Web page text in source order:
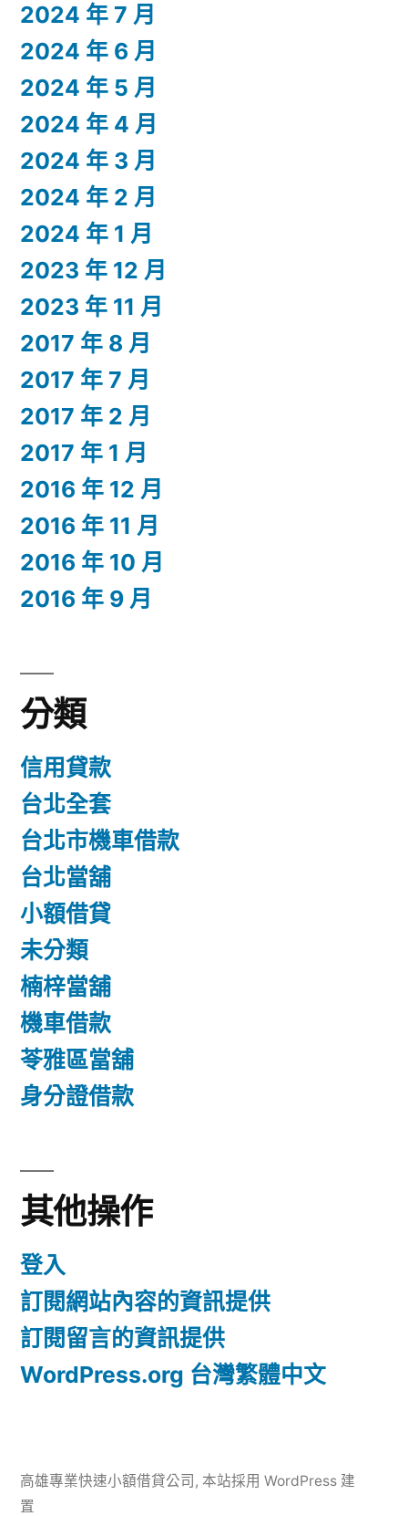
2024 年 7 月
2024 年 6 月
2024 年 5 月
2024 年 4 月
2024 年 3 月
2024 年 2 月
2024 年 1 月
2023 年 12 月
2023 年 11 月
2017 年 8 月
2017 年 7 月
2017 年 2 月
2017 年 1 月
2016 年 12 月
2016 年 11 月
2016 年 10 月
2016 年 9 月
分類
信用貸款
台北全套
台北市機車借款
台北當舖
小額借貸
未分類
楠梓當舖
機車借款
苓雅區當舖
身分證借款
其他操作
登入
訂閱網站內容的資訊提供
訂閱留言的資訊提供
WordPress.org 台灣繁體中文
高雄專業快速小額借貸公司 , 本站採用 WordPress 建
置